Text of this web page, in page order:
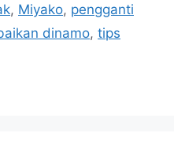
, Miyako, pengganti
dinamo, tips